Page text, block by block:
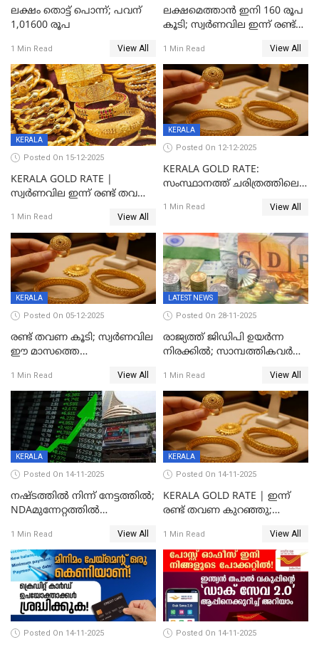
ലക്ഷം തൊട്ട് പൊന്ന്; പവന്
1,01600 രൂപ
1 Min Read View All
ലക്ഷമെത്താൻ ഇനി 160 രൂപ
കൂടി; സ്വർണവില ഇന്ന് രണ്ട്
1 Min Read View All
KERALA
Posted On 15-12-2025
KERALA GOLD RATE |
സ്വർണവില ഇന്ന് രണ്ട് തവണ
സർവകാല റെക്കോഡ്
1 Min Read View All
KERALA
Posted On 12-12-2025
KERALA GOLD RATE:
സംസ്ഥാനത്ത് ചരിത്രത്തിലെ
സ്വർണം; സർവ്വകാല
1 Min Read View All
KERALA
Posted On 05-12-2025
രണ്ട് തവണ കൂടി; സ്വർണവില
ഈ മാസത്തെ
1 Min Read View All
LATEST NEWS
Posted On 28-11-2025
രാജ്യത്ത് ജിഡിപി ഉയര്‍ന്ന
നിരക്കില്‍; സാമ്പത്തികവർഷം
ശതമാനമായി; പ്രചോദനം
നൽകുന്നുവെന്ന് മോദി
1 Min Read View All
KERALA
Posted On 14-11-2025
നഷ്ടത്തിൽ നിന്ന് നേട്ടത്തിൽ;
NDAമുന്നേറ്റത്തിൽ
1 Min Read View All
KERALA
Posted On 14-11-2025
KERALA GOLD RATE | ഇന്ന്
രണ്ട് തവണ കുറഞ്ഞു;
1 Min Read View All
Posted On 14-11-2025 Posted On 14-11-2025